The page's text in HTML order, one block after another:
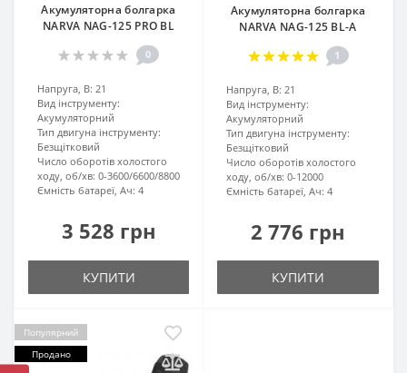
Акумуляторна болгарка
NARVA NAG-125 PRO BL
0
Напруга, В: 21
Вид інструменту:
Акумуляторний
Тип двигуна інструменту:
Безщітковий
Число оборотів холостого
ходу, об/хв: 0-3600/6600/8800
Ємність батареї, Ач: 4
3 528 грн
КУПИТИ
Акумуляторна болгарка
NARVA NAG-125 BL-A
1
Напруга, В: 21
Вид інструменту:
Акумуляторний
Тип двигуна інструменту:
Безщітковий
Число оборотів холостого
ходу, об/хв: 0-12000
Ємність батареї, Ач: 4
2 776 грн
КУПИТИ
Популярний
Продано